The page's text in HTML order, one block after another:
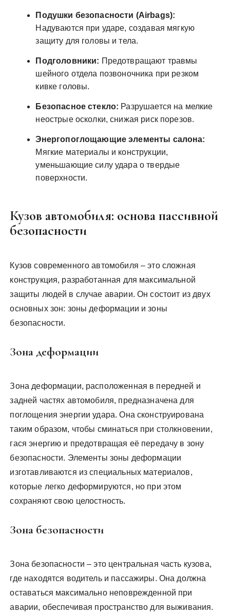
Подушки безопасности (Airbags):
Надуваются при ударе, создавая мягкую
защиту для головы и тела.
Подголовники: Предотвращают травмы
шейного отдела позвоночника при резком
кивке головы.
Безопасное стекло: Разрушается на мелкие
неострые осколки, снижая риск порезов.
Энергопоглощающие элементы салона:
Мягкие материалы и конструкции,
уменьшающие силу удара о твердые
поверхности.
Кузов автомобиля: основа пассивной
безопасности
Кузов современного автомобиля – это сложная
конструкция, разработанная для максимальной
защиты людей в случае аварии. Он состоит из двух
основных зон: зоны деформации и зоны
безопасности.
Зона деформации
Зона деформации, расположенная в передней и
задней частях автомобиля, предназначена для
поглощения энергии удара. Она сконструирована
таким образом, чтобы сминаться при столкновении,
гася энергию и предотвращая её передачу в зону
безопасности. Элементы зоны деформации
изготавливаются из специальных материалов,
которые легко деформируются, но при этом
сохраняют свою целостность.
Зона безопасности
Зона безопасности – это центральная часть кузова,
где находятся водитель и пассажиры. Она должна
оставаться максимально неповрежденной при
аварии, обеспечивая пространство для выживания.